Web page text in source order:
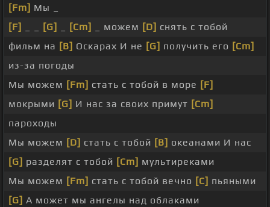
[Fm] Мы _
[F]
[G] [Cm] _ можем [D] снять с тобой
фильм на [B] Оскарах И не [G] получить его [Cm]
из-за погоды
Мы можем [Fm] стать с тобой в море [F]
мокрыми [G] И нас за своих примут [Cm]
пароходы
Мы можем [D] стать с тобой [B] океанами И нас
[G] разделят с тобой [Cm] мультиреками
Мы можем [Fm] стать с тобой вечно [C] пьяными
[G] А может мы ангелы над облаками